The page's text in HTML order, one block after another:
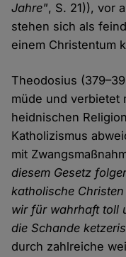
Jahre", S. 21)), vor
stehen sich als
einem Christentum
Theodosius
müde und verbietet
heidnischen
Katholizismus
mit
diesem Gesetz
katholische
wir für wahrhaft toll
die Schande
durch zahlreiche